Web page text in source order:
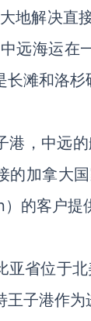
地解决直
远海运在
长滩和洛
港， 中远
的加拿大
） 的客户提
亚省位于
王子港作